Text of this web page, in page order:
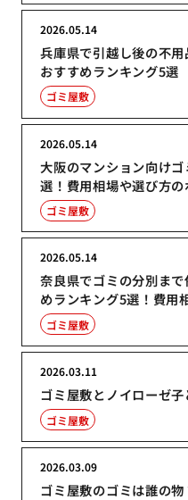
兵庫県で引越し後の不
おすすめランキング5選
2026.05.14
ゴミ屋敷
大阪のマンション向け
選！費用相場や選び方
2026.05.14
ゴミ屋敷
奈良県でゴミの分別ま
めランキング5選！費用
2026.05.14
ゴミ屋敷
ゴミ屋敷とノイローゼ
2026.03.11
ゴミ屋敷
ゴミ屋敷のゴミは誰の
2026.03.09